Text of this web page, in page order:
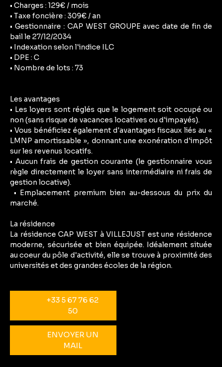
• Charges : 129€ / mois
• Taxe foncière : 309€ / an
• Gestionnaire : CAP WEST GROUPE avec date de fin de
bail le 27/12/2034
• Indexation selon l'indice ILC
• DPE : C
• Nombre de lots : 73
Les avantages
• Les loyers sont réglés que le logement soit occupé ou
non (sans risque de vacances locatives ou d'impayés).
• Vous bénéficiez également d'avantages fiscaux liés au «
LMNP amortissable », donnant une exonération d'impôt
sur les revenus locatifs.
• Aucun frais de gestion courante (le gestionnaire vous
règle directement le loyer sans intermédiaire ni frais de
gestion locative).
• Emplacement premium bien au-dessous du prix du
marché.
La résidence
La résidence CAP WEST à VILLEJUST est une résidence
moderne, sécurisée et bien équipée. Idéalement située
au coeur du pôle d'activité, elle se trouve à proximité des
universités et des grandes écoles de la région.
+33 5 67 76 62
50
ENVOYER UN
MAIL